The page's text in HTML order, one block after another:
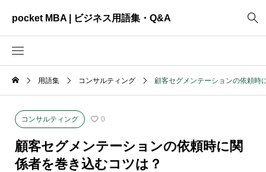
pocket MBA | ビジネス用語集・Q&A
ビジネス全般 2465
資料作成
創業計画
用語集 コンサルティング 顧客セグメンテーションの依頼時
コンサルティング 0
顧客セグメンテーションの依頼時に関
係者を巻き込むコツは？